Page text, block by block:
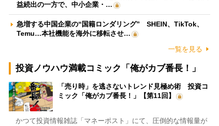
益続出の一方で、中小企業・…
急増する中国企業の“国籍ロンダリング” SHEIN、TikTok、
Temu…本社機能を海外に移転させ…
一覧を見る
投資ノウハウ満載コミック「俺がカブ番長！」
「売り時」を逃さないトレンド見極め術 投資コ
ミック「俺がカブ番長！」【第11回】
かつて投資情報雑誌「マネーポスト」にて、圧倒的な情報量が